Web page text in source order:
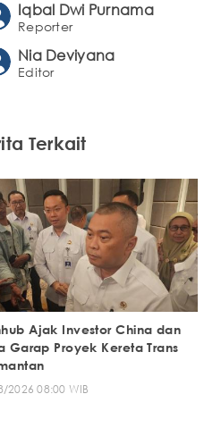
Iqbal Dwi Purnama
Reporter
Nia Deviyana
Editor
Terkait
Ajak Investor China dan
Garap Proyek Kereta Trans
2026 08:00 WIB